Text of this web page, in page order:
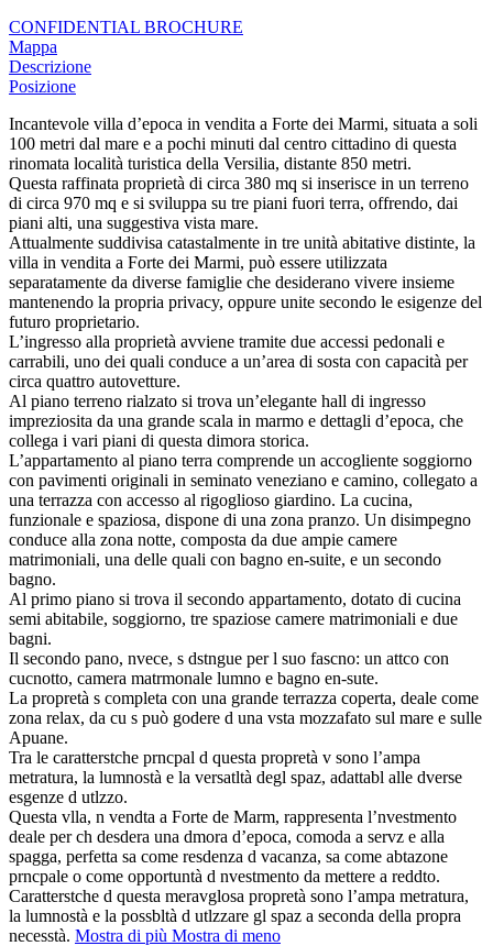
CONFIDENTIAL BROCHURE
Mappa
Descrizione
Posizione
Incantevole villa d’epoca in vendita a Forte dei Marmi, situata a soli
100 metri dal mare e a pochi minuti dal centro cittadino di questa
rinomata località turistica della Versilia, distante 850 metri.
Questa raffinata proprietà di circa 380 mq si inserisce in un terreno
di circa 970 mq e si sviluppa su tre piani fuori terra, offrendo, dai
piani alti, una suggestiva vista mare.
Attualmente suddivisa catastalmente in tre unità abitative distinte, la
villa in vendita a Forte dei Marmi, può essere utilizzata
separatamente da diverse famiglie che desiderano vivere insieme
mantenendo la propria privacy, oppure unite secondo le esigenze del
futuro proprietario.
L’ingresso alla proprietà avviene tramite due accessi pedonali e
carrabili, uno dei quali conduce a un’area di sosta con capacità per
circa quattro autovetture.
Al piano terreno rialzato si trova un’elegante hall di ingresso
impreziosita da una grande scala in marmo e dettagli d’epoca, che
collega i vari piani di questa dimora storica.
L’appartamento al piano terra comprende un accogliente soggiorno
con pavimenti originali in seminato veneziano e camino, collegato a
una terrazza con accesso al rigoglioso giardino. La cucina,
funzionale e spaziosa, dispone di una zona pranzo. Un disimpegno
conduce alla zona notte, composta da due ampie camere
matrimoniali, una delle quali con bagno en-suite, e un secondo
bagno.
Al primo piano si trova il secondo appartamento, dotato di cucina
semi abitabile, soggiorno, tre spaziose camere matrimoniali e due
bagni.
Il secondo pano, nvece, s dstngue per l suo fascno: un attco con
cucnotto, camera matrmonale lumno e bagno en-sute.
La propretà s completa con una grande terrazza coperta, deale come
zona relax, da cu s può godere d una vsta mozzafato sul mare e sulle
Apuane.
Tra le caratterstche prncpal d questa propretà v sono l’ampa
metratura, la lumnostà e la versatltà degl spaz, adattabl alle dverse
esgenze d utlzzo.
Questa vlla, n vendta a Forte de Marm, rappresenta l’nvestmento
deale per ch desdera una dmora d’epoca, comoda a servz e alla
spagga, perfetta sa come resdenza d vacanza, sa come abtazone
prncpale o come opportuntà d nvestmento da mettere a reddto.
Caratterstche d questa meravglosa propretà sono l’ampa metratura,
la lumnostà e la possbltà d utlzzare gl spaz a seconda della propra
necesstà. Mostra di più Mostra di meno